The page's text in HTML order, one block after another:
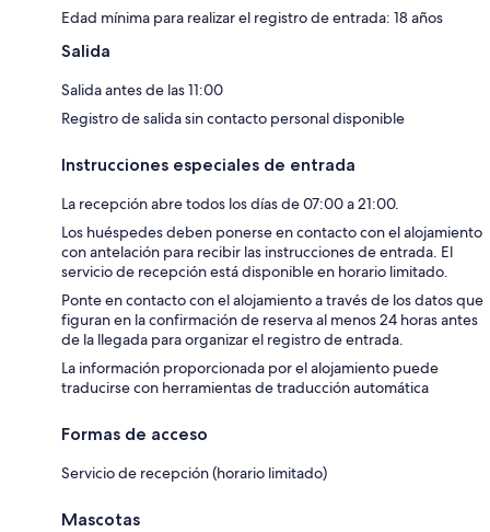
Edad mínima para realizar el registro de entrada: 18 años
Salida
Salida antes de las 11:00
Registro de salida sin contacto personal disponible
Instrucciones especiales de entrada
La recepción abre todos los días de 07:00 a 21:00.
Los huéspedes deben ponerse en contacto con el alojamiento
con antelación para recibir las instrucciones de entrada. El
servicio de recepción está disponible en horario limitado.
Ponte en contacto con el alojamiento a través de los datos que
figuran en la confirmación de reserva al menos 24 horas antes
de la llegada para organizar el registro de entrada.
La información proporcionada por el alojamiento puede
traducirse con herramientas de traducción automática
Formas de acceso
Servicio de recepción (horario limitado)
Mascotas